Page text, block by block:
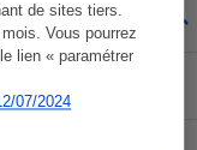
de sites tiers.
Vous pourrez
lien « paramétrer
07/2024